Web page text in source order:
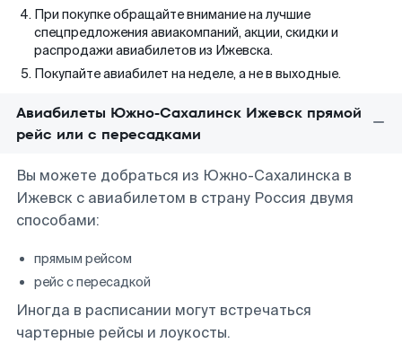
При покупке обращайте внимание на лучшие
спецпредложения авиакомпаний, акции, скидки и
распродажи авиабилетов из Ижевска.
Покупайте авиабилет на неделе, а не в выходные.
Авиабилеты Южно-Сахалинск Ижевск прямой
рейс или с пересадками
Вы можете добраться из Южно-Сахалинска в
Ижевск с авиабилетом в страну Россия двумя
способами:
прямым рейсом
рейс с пересадкой
Иногда в расписании могут встречаться
чартерные рейсы и лоукосты.